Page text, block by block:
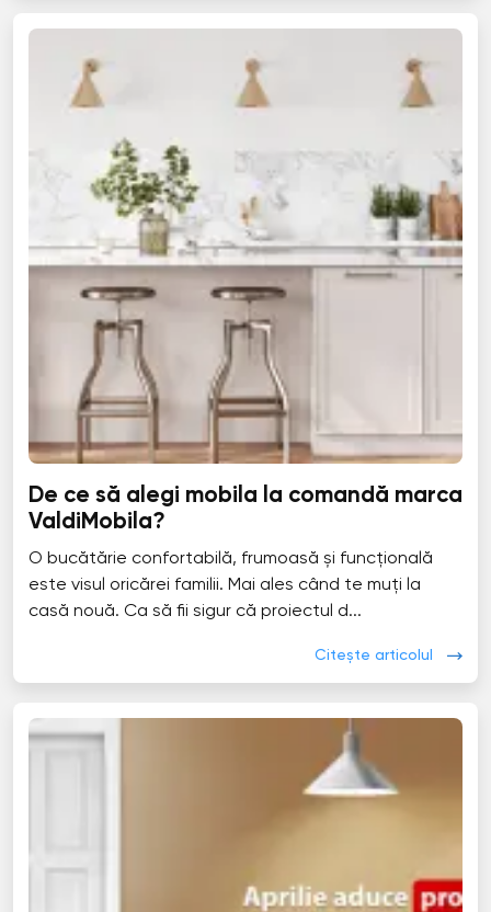
De ce să alegi mobila la comandă marca
ValdiMobila?
O bucătărie confortabilă, frumoasă și funcțională
este visul oricărei familii. Mai ales când te muți la
casă nouă. Ca să fii sigur că proiectul d...
Citește articolul